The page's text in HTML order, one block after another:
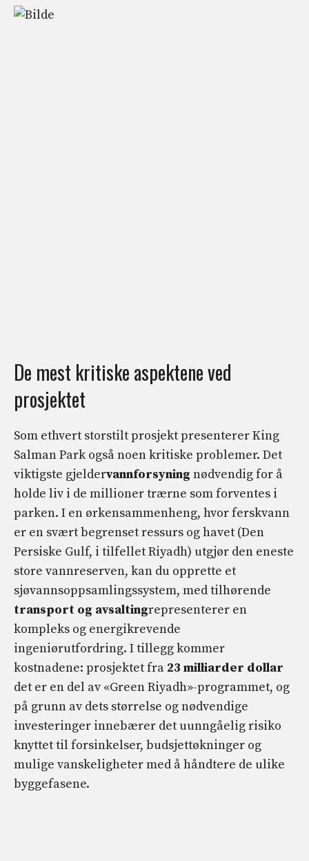
De mest kritiske aspektene ved
prosjektet
Som ethvert storstilt prosjekt presenterer King
Salman Park også noen kritiske problemer. Det
viktigste gjeldervannforsyning nødvendig for å
holde liv i de millioner trærne som forventes i
parken. I en ørkensammenheng, hvor ferskvann
er en svært begrenset ressurs og havet (Den
Persiske Gulf, i tilfellet Riyadh) utgjør den eneste
store vannreserven, kan du opprette et
sjøvannsoppsamlingssystem, med tilhørende
transport og avsaltingrepresenterer en
kompleks og energikrevende
ingeniørutfordring. I tillegg kommer
kostnadene: prosjektet fra 23 milliarder dollar
det er en del av «Green Riyadh»-programmet, og
på grunn av dets størrelse og nødvendige
investeringer innebærer det uunngåelig risiko
knyttet til forsinkelser, budsjettøkninger og
mulige vanskeligheter med å håndtere de ulike
byggefasene.